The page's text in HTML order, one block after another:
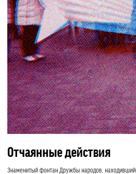
Отчаянные действия
Знаменитый фонтан Дружбы народов,